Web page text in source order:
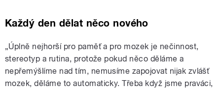
Každý den dělat něco nového
„Úplně nejhorší pro paměť a pro mozek je nečinnost,
stereotyp a rutina, protože pokud něco děláme a
nepřemýšlíme nad tím, nemusíme zapojovat nijak zvlášť
mozek, děláme to automaticky. Třeba když jsme praváci,